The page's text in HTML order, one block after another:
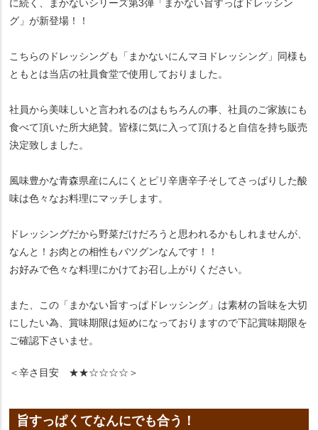
に続く、まかないシリーズ第3弾「まかない旨すっぱドレッシン
グ」が新登場！！
こちらのドレッシングも「まかないにんマヨドレッシング」同様も
ともとは当店の社員食堂で使用しておりました。
社員から美味しいと言われるのはもちろんの事、社員のご家族にも
食べて頂いた所大絶賛。皆様に気に入って頂けると自信を持ち販売
決定致しました。
風味豊かな青森県産にんにくとピリ辛唐辛子そしてさっぱりした酸
味は色々なお料理にマッチします。
ドレッシングだから野菜だけだろうと思われるかもしれませんが、
なんと！お肉との相性もバツグンなんです！！
お好みで色々な料理にかけてお召し上がりください。
また、この「まかない旨すっぱドレッシング」は素材の旨味を大切
にしたい為、賞味期限は短めになっておりますので下記賞味期限を
ご確認下さいませ。
＜辛さ目安 ★★☆☆☆☆＞
旨すっぱくてなんにでも合う！